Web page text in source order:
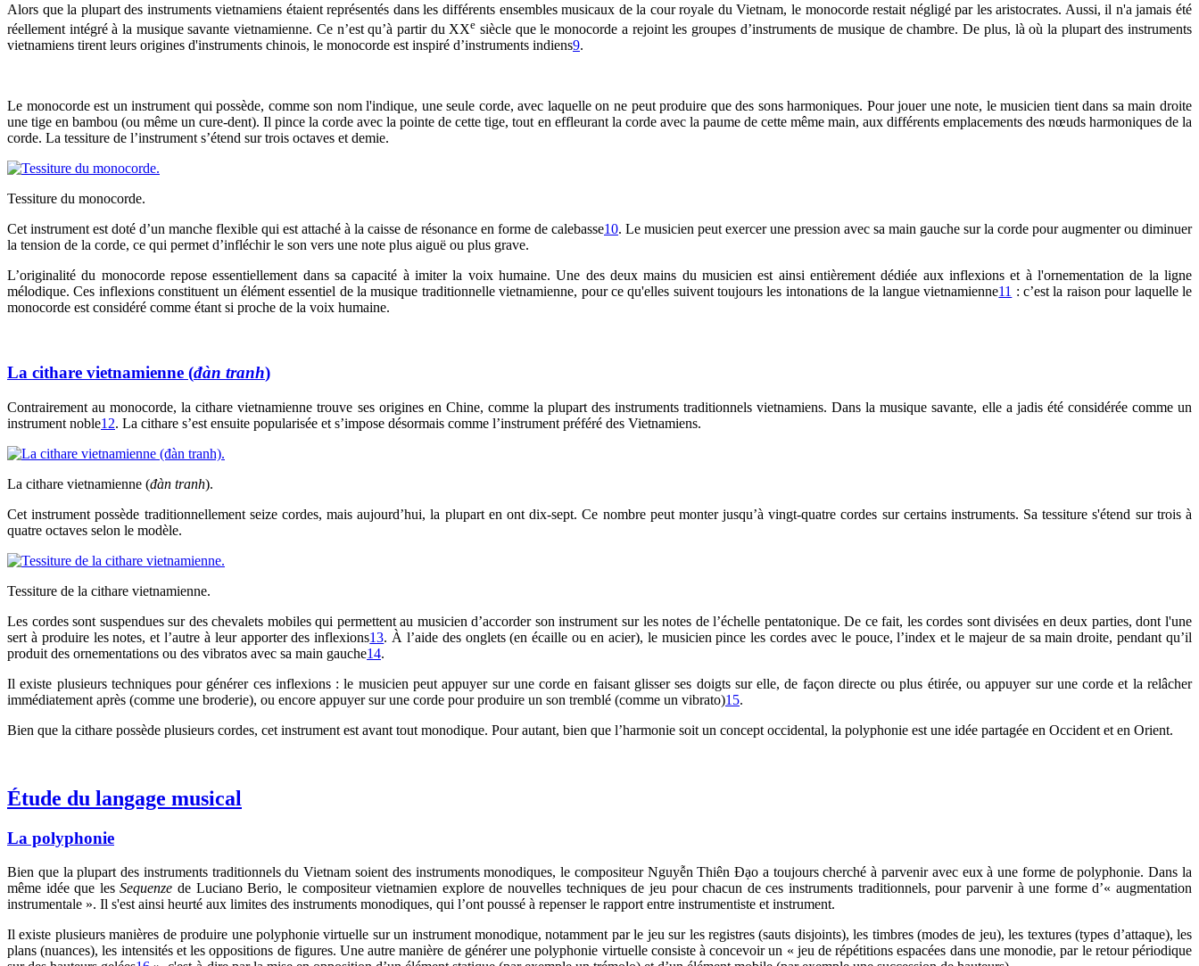
Alors que la plupart des instruments vietnamiens étaient représentés dans les différents ensembles musicaux de la cour royale du Vietnam, le monocorde restait négligé par les aristocrates. Aussi, il n'a jamais été
réellement intégré à la musique savante vietnamienne. Ce n’est qu’à partir du XXe siècle que le monocorde a rejoint les groupes d’instruments de musique de chambre. De plus, là où la plupart des instruments
vietnamiens tirent leurs origines d'instruments chinois, le monocorde est inspiré d’instruments indiens9.
Le monocorde est un instrument qui possède, comme son nom l'indique, une seule corde, avec laquelle on ne peut produire que des sons harmoniques. Pour jouer une note, le musicien tient dans sa main droite
une tige en bambou (ou même un cure-dent). Il pince la corde avec la pointe de cette tige, tout en effleurant la corde avec la paume de cette même main, aux différents emplacements des nœuds harmoniques de la
corde. La tessiture de l’instrument s’étend sur trois octaves et demie.
Tessiture du monocorde.
Cet instrument est doté d’un manche flexible qui est attaché à la caisse de résonance en forme de calebasse10. Le musicien peut exercer une pression avec sa main gauche sur la corde pour augmenter ou diminuer
la tension de la corde, ce qui permet d’infléchir le son vers une note plus aiguë ou plus grave.
L’originalité du monocorde repose essentiellement dans sa capacité à imiter la voix humaine. Une des deux mains du musicien est ainsi entièrement dédiée aux inflexions et à l'ornementation de la ligne
mélodique. Ces inflexions constituent un élément essentiel de la musique traditionnelle vietnamienne, pour ce qu'elles suivent toujours les intonations de la langue vietnamienne11 : c’est la raison pour laquelle le
monocorde est considéré comme étant si proche de la voix humaine.
La cithare vietnamienne (đàn tranh)
Contrairement au monocorde, la cithare vietnamienne trouve ses origines en Chine, comme la plupart des instruments traditionnels vietnamiens. Dans la musique savante, elle a jadis été considérée comme un
instrument noble12. La cithare s’est ensuite popularisée et s’impose désormais comme l’instrument préféré des Vietnamiens.
La cithare vietnamienne (đàn tranh).
Cet instrument possède traditionnellement seize cordes, mais aujourd’hui, la plupart en ont dix-sept. Ce nombre peut monter jusqu’à vingt-quatre cordes sur certains instruments. Sa tessiture s'étend sur trois à
quatre octaves selon le modèle.
Tessiture de la cithare vietnamienne.
Les cordes sont suspendues sur des chevalets mobiles qui permettent au musicien d’accorder son instrument sur les notes de l’échelle pentatonique. De ce fait, les cordes sont divisées en deux parties, dont l'une
sert à produire les notes, et l’autre à leur apporter des inflexions13. À l’aide des onglets (en écaille ou en acier), le musicien pince les cordes avec le pouce, l’index et le majeur de sa main droite, pendant qu’il
produit des ornementations ou des vibratos avec sa main gauche14.
Il existe plusieurs techniques pour générer ces inflexions : le musicien peut appuyer sur une corde en faisant glisser ses doigts sur elle, de façon directe ou plus étirée, ou appuyer sur une corde et la relâcher
immédiatement après (comme une broderie), ou encore appuyer sur une corde pour produire un son tremblé (comme un vibrato)15.
Bien que la cithare possède plusieurs cordes, cet instrument est avant tout monodique. Pour autant, bien que l’harmonie soit un concept occidental, la polyphonie est une idée partagée en Occident et en Orient.
Étude du langage musical
La polyphonie
Bien que la plupart des instruments traditionnels du Vietnam soient des instruments monodiques, le compositeur Nguyễn Thiên Đạo a toujours cherché à parvenir avec eux à une forme de polyphonie. Dans la
même idée que lesSequenze de Luciano Berio, le compositeur vietnamien explore de nouvelles techniques de jeu pour chacun de ces instruments traditionnels, pour parvenir à une forme d’« augmentation
instrumentale ». Il s'est ainsi heurté aux limites des instruments monodiques, qui l’ont poussé à repenser le rapport entre instrumentiste et instrument.
Il existe plusieurs manières de produire une polyphonie virtuelle sur un instrument monodique, notamment par le jeu sur les registres (sauts disjoints), les timbres (modes de jeu), les textures (types d’attaque), les
plans (nuances), les intensités et les oppositions de figures. Une autre manière de générer une polyphonie virtuelle consiste à concevoir un « jeu de répétitions espacées dans une monodie, par le retour périodique